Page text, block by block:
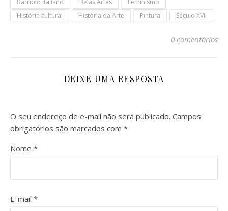
Barroco italiano Belas Artes
Feminismo
História cultural
História da Arte Pintura Século XVII
0 comentários
DEIXE UMA RESPOSTA
O seu endereço de e-mail não será publicado. Campos
obrigatórios são marcados com *
Nome *
E-mail *